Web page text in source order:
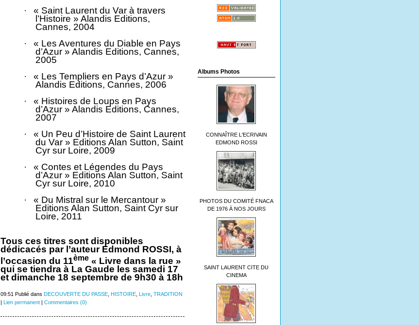
Albums Photos
CONNAÎTRE L'ECRIVAIN
EDMOND ROSSI
PHOTOS DU COMITÉ FNACA
DE 1976 À NOS JOURS
SAINT LAURENT CITE DU
CINEMA
·
« Saint Laurent du Var à travers
l’Histoire » Alandis Editions,
Cannes, 2004
·
« Les Aventures du Diable en Pays
d’Azur » Alandis Editions, Cannes,
2005
·
« Les Templiers en Pays d’Azur »
Alandis Editions, Cannes, 2006
·
« Histoires de Loups en Pays
d’Azur » Alandis Editions, Cannes,
2007
·
« Un Peu d’Histoire de Saint Laurent
du Var » Editions Alan Sutton, Saint
Cyr sur Loire, 2009
·
« Contes et Légendes du Pays
d’Azur » Editions Alan Sutton, Saint
Cyr sur Loire, 2010
·
« Du Mistral sur le Mercantour »
Editions Alan Sutton, Saint Cyr sur
Loire, 2011
Tous ces titres sont disponibles
dédicacés par l’auteur Edmond ROSSI, à
l’occasion du 11ème« Livre dans la rue »
qui se tiendra à La Gaude les samedi 17
et dimanche 18 septembre de 9h30 à 18h
09:51 Publié dans DECOUVERTE DU PASSE, HISTOIRE, Livre, TRADITION
| Lien permanent| Commentaires (0)